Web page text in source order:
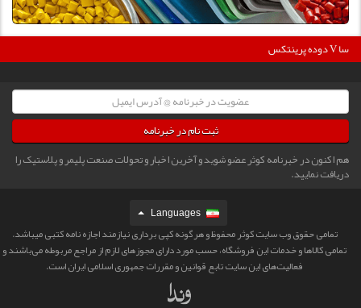
دوده پرینتکس V دگوسا :
ثبت نام در خبرنامه
هم اکنون در خبرنامه کوثر عضو شوید و آخرین اخبار و تحولات صنعت پلیمر و پلاستیک را
دریافت نمایید.
تمامی حقوق وب سایت کوثر محفوظ و هرگونه کپی برداری نیازمند اجازه نامه کتبی میباشد.
تمامی كالاها و خدمات این فروشگاه، حسب مورد دارای مجوزهای لازم از مراجع مربوطه می‌باشند و
فعالیت‌های این سایت تابع قوانین و مقررات جمهوری اسلامی ایران است.‎